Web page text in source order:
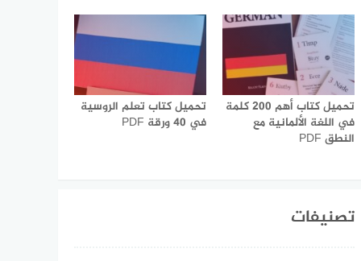
تحميل كتاب أهم 200 كلمة
في اللغة الألمانية مع
النطق PDF
تحميل كتاب تعلم الروسية
في 40 ورقة PDF
تصنيفات